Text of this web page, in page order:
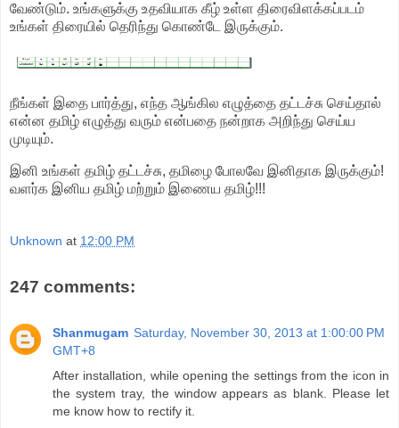
வேண்டும். உங்களுக்கு உதவியாக கீழ் உள்ள திரைவிளக்கப்படம்
உங்கள் திரையில் தெரிந்து கொண்டே இருக்கும்.
நீங்கள் இதை பார்த்து, எந்த ஆங்கில எழுத்தை தட்டச்சு செய்தால்
என்ன தமிழ் எழுத்து வரும் என்பதை நன்றாக அறிந்து செய்ய
முடியும்.
இனி உங்கள் தமிழ் தட்டச்சு, தமிழை போலவே இனிதாக இருக்கும்!
வளர்க இனிய தமிழ் மற்றும் இணைய தமிழ்!!!
Unknown at 12:00 PM
247 comments:
Shanmugam Saturday, November 30, 2013 at 1:00:00 PM
GMT+8
After installation, while opening the settings from the icon in
the system tray, the window appears as blank. Please let
me know how to rectify it.